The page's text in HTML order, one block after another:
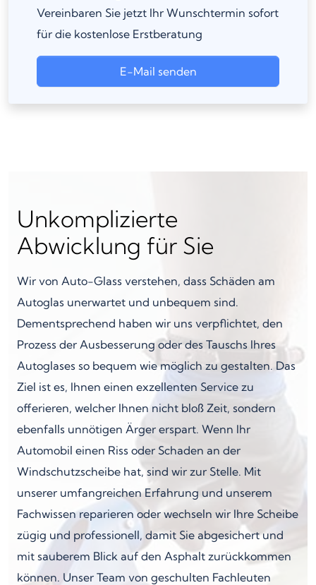
Vereinbaren Sie jetzt Ihr Wunschtermin sofort
für die kostenlose Erstberatung
E-Mail senden
Unkomplizierte
Abwicklung für Sie
Wir von Auto-Glass verstehen, dass Schäden am
Autoglas unerwartet und unbequem sind.
Dementsprechend haben wir uns verpflichtet, den
Prozess der Ausbesserung oder des Tauschs Ihres
Autoglases so bequem wie möglich zu gestalten. Das
Ziel ist es, Ihnen einen exzellenten Service zu
offerieren, welcher Ihnen nicht bloß Zeit, sondern
ebenfalls unnötigen Ärger erspart. Wenn Ihr
Automobil einen Riss oder Schaden an der
Windschutzscheibe hat, sind wir zur Stelle. Mit
unserer umfangreichen Erfahrung und unserem
Fachwissen reparieren oder wechseln wir Ihre Scheibe
zügig und professionell, damit Sie abgesichert und
mit sauberem Blick auf den Asphalt zurückkommen
können. Unser Team von geschulten Fachleuten